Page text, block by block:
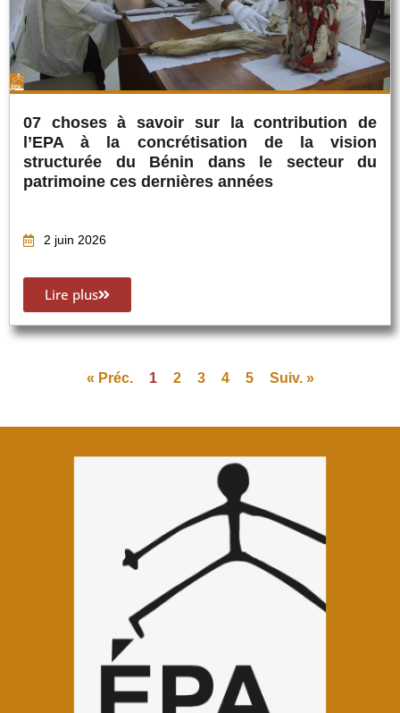
07 choses à savoir sur la contribution de
l’EPA à la concrétisation de la vision
structurée du Bénin dans le secteur du
patrimoine ces dernières années
2 juin 2026
Lire plus
« Préc. 1 2 3 4 5 Suiv. »